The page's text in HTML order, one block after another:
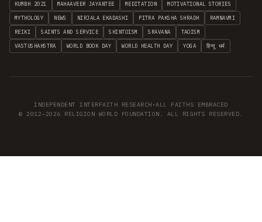
KUMBH 2021 MAHAAVEER JAYANTEE MEDITATION MOTIVATIONAL STORIES
MYTHOLOGY NEWS NIRJALA EKADASHI PITRA PAKSHA SHRADH RAMNAVMI
REIKI SAINTS AND SERVICE SHINTOISM SRAVANA TAOISM
VASTUSHAHSTRA WORLD BOOK DAY WORLD HEALTH DAY YOGA हिन्दू धर्म
INDEPENDENT INTERFAITH RESEARCH •ALL FAITHS EMBRACED
© 2012–2026 RELIGION WORLD FOUNDATION. ALL RIGHTS RESERVED.